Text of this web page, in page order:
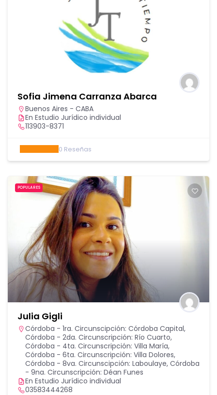
Sofia Jimena Carranza Abarca
Buenos Aires - CABA
En Estudio Jurídico individual
113903-8371
0 Reseñas
POPULARES
Julia Gigli
Córdoba - 1ra. Circunscipción: Córdoba Capital,
Córdoba - 2da. Circunscripción: Río Cuarto,
Córdoba - 4ta. Circunscripción: Villa María,
Córdoba - 6ta. Circunscripción: Villa Dolores,
Córdoba - 8va. Circunscipción: Laboulaye, Córdoba
- 9na. Circunscripción: Déan Funes
En Estudio Jurídico individual
03583444268